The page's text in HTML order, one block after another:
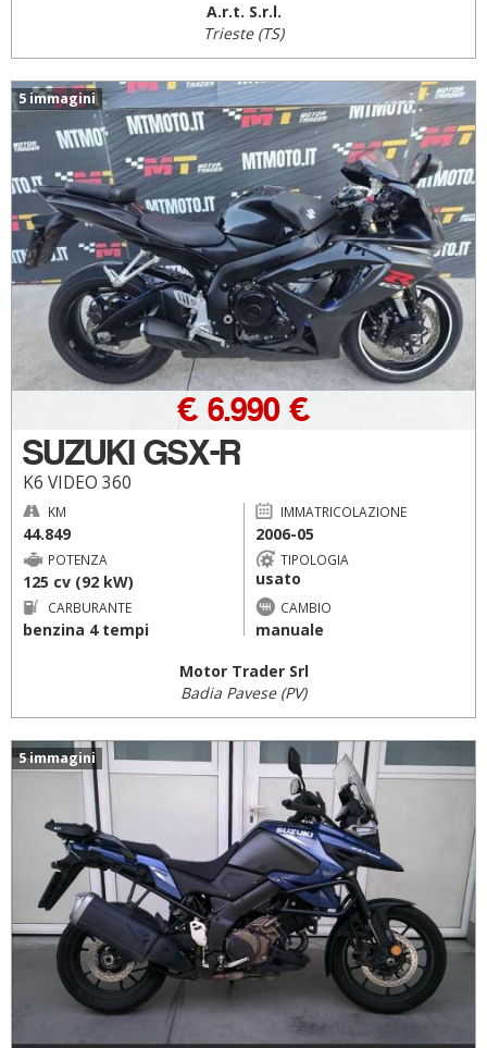
A.r.t. S.r.l.
Trieste (TS)
5 immagini
SUZUKI GSX-R
K6 VIDEO 360
€ 6.990 €
KM
44.849
IMMATRICOLAZIONE
2006-05
POTENZA
125 cv (92 kW)
TIPOLOGIA
usato
CARBURANTE
benzina 4 tempi
CAMBIO
manuale
Motor Trader Srl
Badia Pavese (PV)
5 immagini